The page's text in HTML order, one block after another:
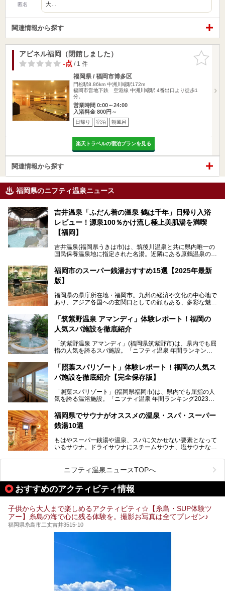
匿名
大…
関連情報から探す
お気に入
りに追加
アビネル福岡（閉館しました）
-点/ 1 件
福岡県 / 福岡市博多区
門松駅8.86km 中洲川端駅172m
福岡市営地下鉄 空港線 中洲川端駅 4番出口より徒歩1
分。
営業時間 0:00～24:00
入浴料金 800円～
日帰り 宿泊 朝風呂
楽天トラベルの宿泊プランを見る
関連情報から探す
福岡県のニフティ温泉ニュース
吉井温泉「ふだん着の温泉 鶴は千年」日帰り入浴
レビュー！源泉100％かけ流し極上美肌湯を満喫
【福岡】
吉井温泉(福岡県うきは市)は、筑後川温泉と共に県内唯一の
国民保養温泉地に指定された名湯。近隣にある原鶴温泉の観
す。
「ふだん着の温泉 鶴は千年」は、吉井温泉にある日帰り入
住民や温泉ファンに愛され続けています。今回は筆者自ら日
帰り入浴し、自慢の温泉を中心に詳細レビューします！
福岡市のスーパー銭湯おすすめ15選【2025年最新
版】
福岡県の県庁所在地・福岡市。九州の経済や文化の中心地で
あり、アジア各国への玄関口としての顔もある、多彩な魅力
そんな福岡市は、スーパー銭湯も多種多彩。玄界灘を眺めら
れるリゾート気分満点のスーパー銭湯から、繁華街近くのレ
いスーパー銭湯を一挙ご紹介します。
「筑紫野温泉 アマンディ」体験レポート！福岡の
人気スパ施設を徹底紹介
「筑紫野温泉 アマンディ」(福岡県筑紫野市)は、県内でも屈
指の人気を誇るスパ施設。「ニフティ温泉 年間ランキング2
入浴客で賑わっています。
そこで今回は、ニフティ温泉ライターである筆者が現地訪
ーム・併設するレストランを体験し、それらの全貌を徹底紹
介します！
「照葉スパリゾート」体験レポート！福岡の人気ス
パ施設を徹底紹介【完全保存版】
「照葉スパリゾート」(福岡県福岡市)は、県内でも屈指の人
気を誇る温浴施設。「ニフティ温泉 年間ランキング2023」
常連客で賑わっています。
そこで今回は、ニフティ温泉ライターである筆者が現地体
ューズメント・宿泊施設・グルメ・その他施設まで、多彩な
る全貌と魅力を徹底紹介します！
福岡県でサウナがオススメの温泉・スパ・スーパー
銭湯10選
もはやスーパー銭湯や温泉、スパに欠かせない要素となって
いるサウナ。ドライサウナにスチームサウナ、塩サウナな
ペース、ロウリュウなど、心ゆくまで楽しむためのサービス
が充実した施設も多くみられます。
今回はそんなサウナにこだわった、福岡県内のオススメ温
泉・銭湯・スパを10件紹介したいと思います！
ニフティ温泉ニュースTOPへ
おすすめのアクティビティ情報
子供から大人まで楽しめるアクティビティ☆【糸島・SUP体験ツ
アー】糸島の海で心に残る体験を。撮影お写真は全てプレゼン♪
福岡県糸島市二丈吉井3515-10